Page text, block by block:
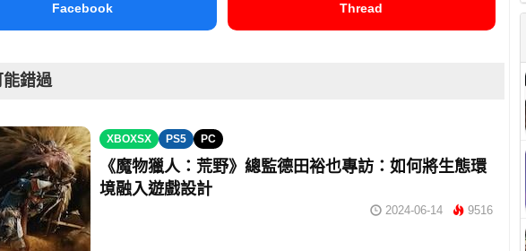
Facebook Thread
能錯過
XBOXSX PS5 PC
《魔物獵人：荒野》總監德田裕也專訪：如何將生態環
境融入遊戲設計
2024-06-14 9516